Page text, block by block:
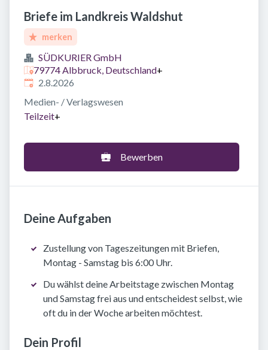
Briefe im Landkreis Waldshut
merken
SÜDKURIER GmbH
79774 Albbruck, Deutschland+
Veröffentlicht
2.8.2026
Medien- / Verlagswesen
Teilzeit+
Bewerben
Deine Aufgaben
Zustellung von Tageszeitungen mit Briefen,
Montag - Samstag bis 6:00 Uhr.
Du wählst deine Arbeitstage zwischen Montag
und Samstag frei aus und entscheidest selbst, wie
oft du in der Woche arbeiten möchtest.
Dein Profil